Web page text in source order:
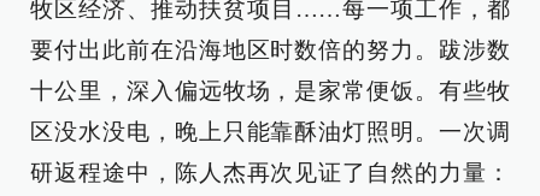
牧区经济、推动扶贫项目……每一项工作，都
要付出此前在沿海地区时数倍的努力。跋涉数
十公里，深入偏远牧场，是家常便饭。有些牧
区没水没电，晚上只能靠酥油灯照明。一次调
研返程途中，陈人杰再次见证了自然的力量：